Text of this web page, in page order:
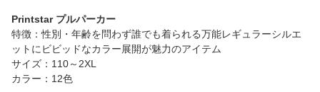
Printstar プルパーカー
特徴：性別・年齢を問わず誰でも着られる万能レギュラーシルエ
ットにビビッドなカラー展開が魅力のアイテム
サイズ：110～2XL
カラー：12色